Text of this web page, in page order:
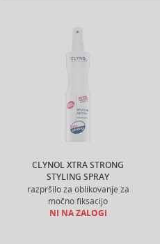
CLYNOL XTRA STRONG
STYLING SPRAY
razpršilo za oblikovanje za
močno fiksacijo
NI NA ZALOGI